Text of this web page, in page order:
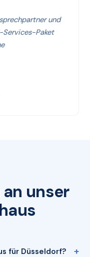
und
Services-Paket
an unser
für Düsseldorf?